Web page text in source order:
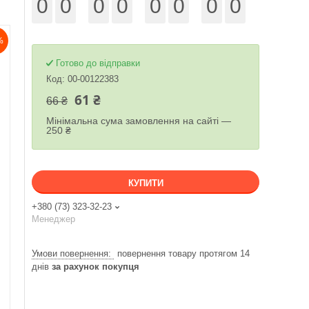
0 0 0 0 0 0 0 0
Готово до відправки
Код: 00-00122383
66 ₴ 61 ₴
Мінімальна сума замовлення на сайті —
250 ₴
КУПИТИ
+380 (73) 323-32-23
Менеджер
повернення товару протягом 14
днів за рахунок покупця